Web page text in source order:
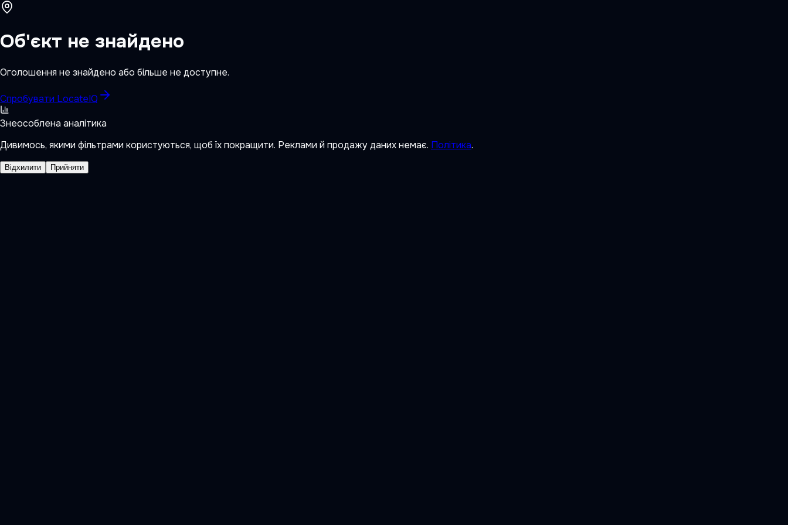
Об'єкт не знайдено
Оголошення не знайдено або більше не доступне.
Спробувати LocateIQ
Знеособлена аналітика
Дивимось, якими фільтрами користуються, щоб їх покращити. Реклами й продажу даних немає. Політика.
Відхилити Прийняти